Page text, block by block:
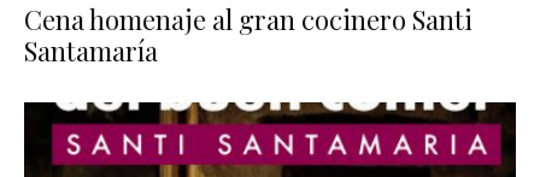
Cena homenaje al gran cocinero Santi
Santamaría